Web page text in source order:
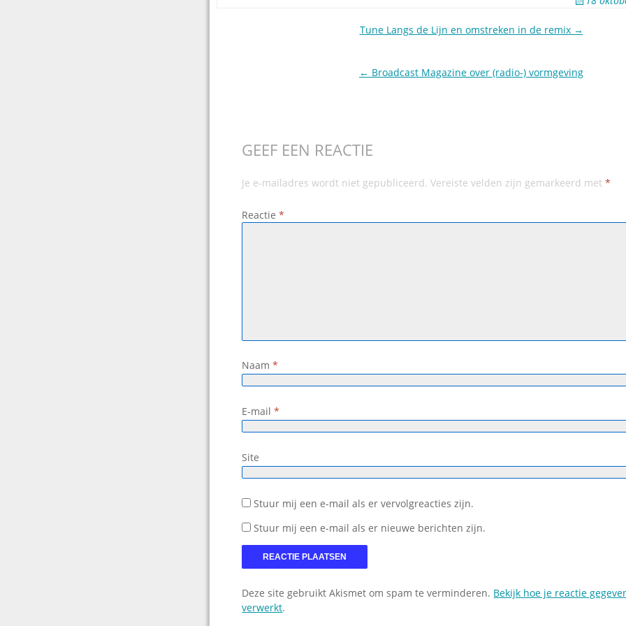
Tune Langs de Lijn en omstreken in de remix →
← Broadcast Magazine over (radio-) vormgeving
GEEF EEN REACTIE
Je e-mailadres wordt niet gepubliceerd. Vereiste velden zijn gemarkeerd met*
Reactie*
Naam*
E-mail*
Site
Stuur mij een e-mail als er vervolgreacties zijn.
Stuur mij een e-mail als er nieuwe berichten zijn.
Deze site gebruikt Akismet om spam te verminderen. Bekijk hoe je reactie
verwerkt.